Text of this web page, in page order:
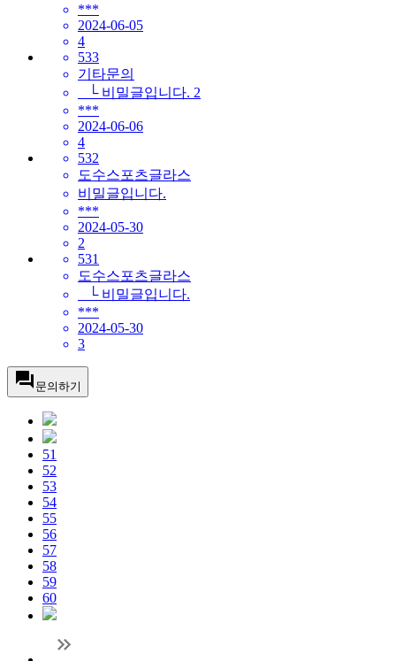
***
2024-06-05
4
533
기타문의
└ 비밀글입니다. 2
***
2024-06-06
4
532
도수스포츠글라스
비밀글입니다.
***
2024-05-30
2
531
도수스포츠글라스
└ 비밀글입니다.
***
2024-05-30
3
question_answer 문의하기
51
52
53
54
55
56
57
58
59
60